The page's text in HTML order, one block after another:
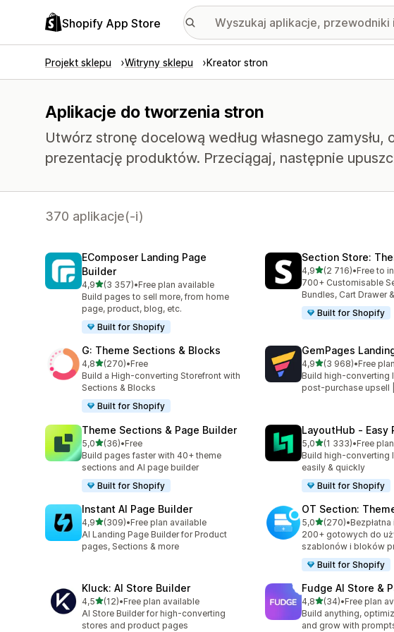
Shopify App Store
Projekt sklepu Witryny sklepu Kreator stron
Aplikacje do tworzenia stron
Utwórz stronę docelową według własnego
prezentację produktów. Przeciągaj, następnie
370 aplikacje(-i)
EComposer Landing Page
Builder
4,9na 5 gwiazdek
(3 357)
Łączna liczba recenzji: 3357
•Free plan available
Build pages to sell more, from home
page, product, blog, etc.
Built for Shopify
Section Store:
4,9na 5 gwiazdek
(2 716)
Łączna liczba recenzji:
•Free to
700+ Customisable
Bundles, Cart Drawer
Built for Shopify
G: Theme Sections & Blocks
4,8na 5 gwiazdek
(270)
Łączna liczba recenzji: 270
•Free
Build a High-converting Storefront with
Sections & Blocks
Built for Shopify
GemPages
4,9na 5 gwiazdek
(3 968)
Łączna liczba
•Free
Build high-converting
post-purchase upsell
Theme Sections & Page Builder
5,0na 5 gwiazdek
(36)
Łączna liczba recenzji: 36
•Free
Build pages faster with 40+ theme
sections and AI page builder
Built for Shopify
LayoutHub ‑ Easy
5,0na 5 gwiazdek
(1 333)
Łączna liczba
•Free
Build high-converting
easily & quickly
Built for Shopify
Instant AI Page Builder
4,9na 5 gwiazdek
(309)
Łączna liczba recenzji: 309
•Free plan available
AI Landing Page Builder for Product
pages, Sections & more
OT Section:
5,0na 5 gwiazdek
(270)
Łączna liczba
•
200+ gotowych do
szablonów i bloków
Built for Shopify
Kluck: AI Store Builder
4,5na 5 gwiazdek
(12)
Łączna liczba recenzji: 12
•Free plan available
AI Store Builder for high-converting
stores and product pages
Fudge AI Store &
4,8na 5 gwiazdek
(34)
Łączna liczba
•Free plan
Build anything,
and grow with